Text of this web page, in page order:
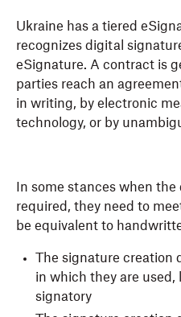
Ukraine has a tiered
recognizes digital
eSignature. A contract is
parties reach an
in writing, by electronic
technology, or by
In some stances when
required, they need to
be equivalent to
The signature
in which they are used,
signatory